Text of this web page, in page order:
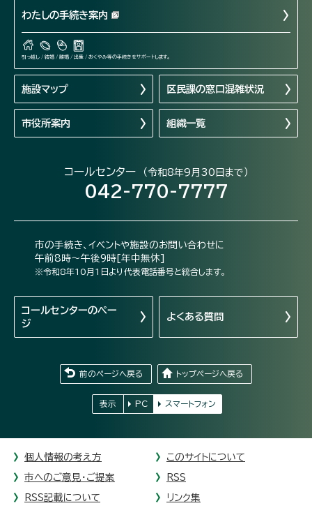
わたしの手続き案内
引っ越し / 結婚 / 離婚 / 出産 / おくやみ等の手続きをサポートします。
施設マップ 区民課の窓口混雑状況
市役所案内 組織一覧
コールセンター （令和8年9月30日まで）
042-770-7777
市の手続き、イベントや施設のお問い合わせに
午前8時～午後9時[年中無休]
※令和8年10月1日より代表電話番号と統合します。
コールセンターのペー
ジ
よくある質問
前のページへ戻る トップページへ戻る
表示 PC スマートフォン
個人情報の考え方 このサイトについて
市へのご意見・ご提案 RSS
RSS記載について リンク集